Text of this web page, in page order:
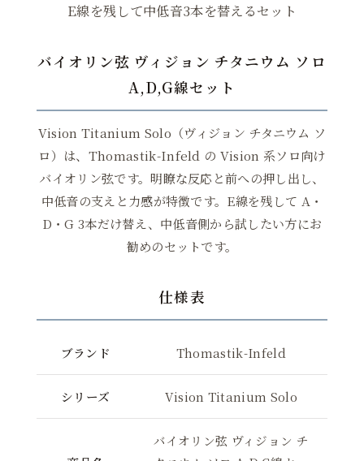
E線を残して中低音3本を替えるセット
バイオリン弦 ヴィジョン チタニウム ソロ
A,D,G線セット
Vision Titanium Solo（ヴィジョン チタニウム ソ
ロ）は、Thomastik-Infeld の Vision 系ソロ向け
バイオリン弦です。明瞭な反応と前への押し出し、
中低音の支えと力感が特徴です。E線を残して A・
D・G 3本だけ替え、中低音側から試したい方にお
勧めのセットです。
仕様表
ブランド Thomastik-Infeld
シリーズ Vision Titanium Solo
バイオリン弦 ヴィジョン チ